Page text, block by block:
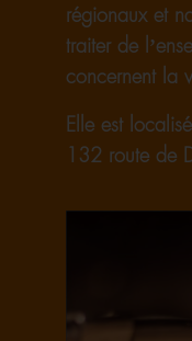
régionaux et
traiter de
concernent la
Elle est
132 route de